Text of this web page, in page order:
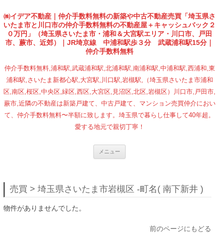
㈱イデア不動産｜仲介手数料無料の新築や中古不動産売買「埼玉県さ
いたま市と川口市の仲介手数料無料の不動産屋＋キャッシュバック２
０万円」（埼玉県さいたま市・浦和＆大宮駅エリア・川口市、戸田
市、蕨市、近郊）｜JR埼京線 中浦和駅歩３分 武蔵浦和駅15分｜
仲介手数料無料
仲介手数料無料,浦和駅,武蔵浦和駅,北浦和駅,南浦和駅,中浦和駅,西浦和,東
浦和駅,さいたま新都心駅,大宮駅,川口駅,岩槻駅,（埼玉県さいたま市浦和
区,南区,桜区,中央区,緑区,西区,大宮区,見沼区,北区,岩槻区）川口市,戸田市,
蕨市,近隣の不動産は新築戸建て、中古戸建て、マンション売買仲介におい
て、仲介手数料無料〜半額に致します。埼玉県で暮らし仕事して40年超。
愛する地元で親切丁寧！
メニュー
売買 > 埼玉県さいたま市岩槻区 -町名( 南下新井 )
物件がありませんでした。
前のページにもどる